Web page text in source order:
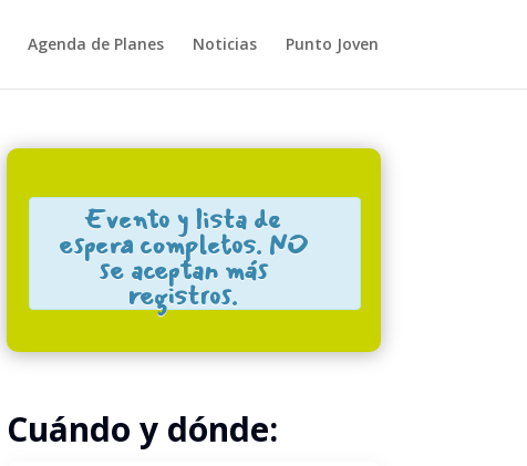
Agenda de Planes Noticias Punto Joven
Evento y lista de
espera completos. NO
se aceptan más
registros.
Cuándo y dónde: